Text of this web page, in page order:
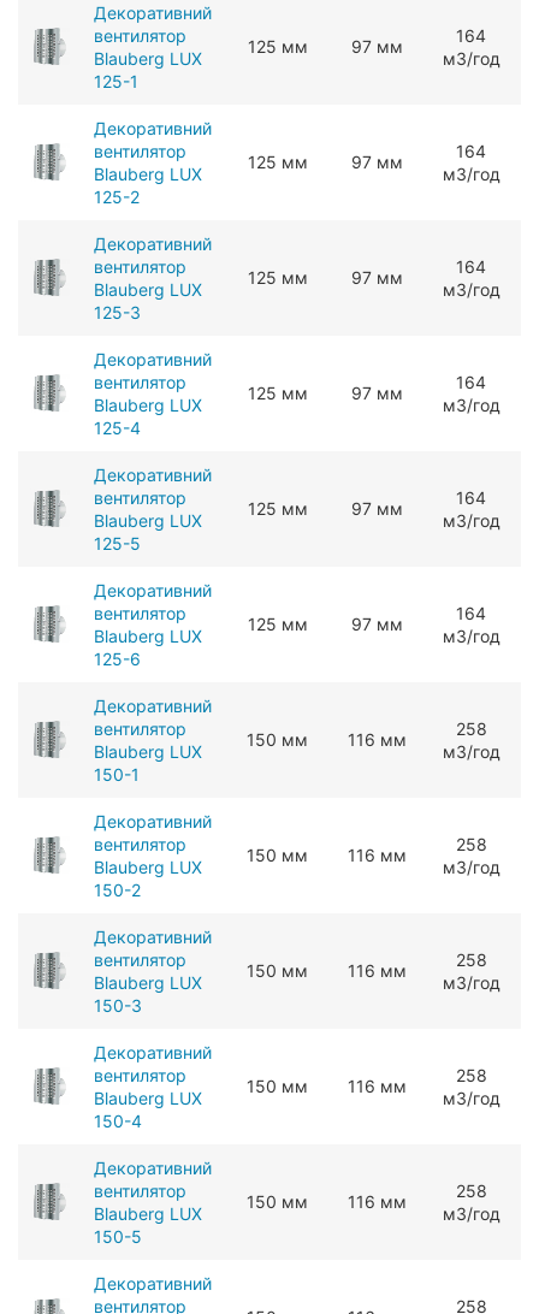
Декоративний
вентилятор
Blauberg LUX
125-1
125 мм 97 мм
164
мЗ/год
Декоративний
вентилятор
Blauberg LUX
125-2
125 мм 97 мм
164
мЗ/год
Декоративний
вентилятор
Blauberg LUX
125-3
125 мм 97 мм
164
мЗ/год
Декоративний
вентилятор
Blauberg LUX
125-4
125 мм 97 мм
164
мЗ/год
Декоративний
вентилятор
Blauberg LUX
125-5
125 мм 97 мм
164
мЗ/год
Декоративний
вентилятор
Blauberg LUX
125-6
125 мм 97 мм
164
мЗ/год
Декоративний
вентилятор
Blauberg LUX
150-1
150 мм 116 мм
258
мЗ/год
Декоративний
вентилятор
Blauberg LUX
150-2
150 мм 116 мм
258
мЗ/год
Декоративний
вентилятор
Blauberg LUX
150-3
150 мм 116 мм
258
мЗ/год
Декоративний
вентилятор
Blauberg LUX
150-4
150 мм 116 мм
258
мЗ/год
Декоративний
вентилятор
Blauberg LUX
150-5
150 мм 116 мм
258
мЗ/год
Декоративний
вентилятор
258